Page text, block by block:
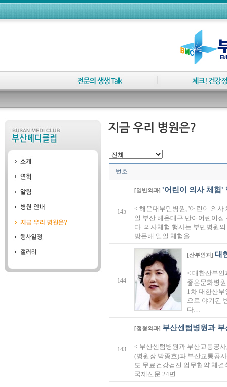
번호
145
[일반외과] '어린이 의사 체험
< 해운대부민병원, '어린이 의
일 부산 해운대구 반여어린이
다. 의사체험 행사는 부민병원
방문해 일일 체험을…
144
[산부인과] 대
< 대한산부
좋은문화병
1차 대한산
으로 야기된
다…
143
[정형외과] 부산센텀병원과
< 부산센텀병원과 부산교통공
(병원장 박종호)과 부산교통공
도 무료건강검진 업무협약 체
국제신문 24면